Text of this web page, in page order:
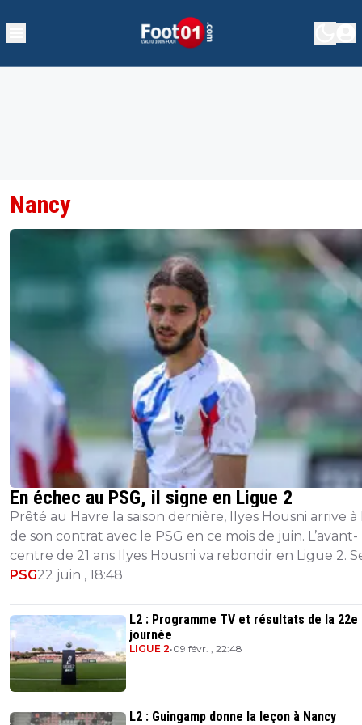
Nancy
En échec au PSG, il signe en Ligue 2
Prêté au Havre la saison dernière, Ilyes Housni arrive à
de son contrat avec le PSG en ce mois de juin. L’avant-
centre de 21 ans Ilyes Housni va rebondir en Ligue 2.
Foot Mercato, un acc...
PSG22 juin , 18:48
L2 : Programme TV et résultats de la 22e
journée
LIGUE 2•09 févr. , 22:48
L2 : Guingamp donne la leçon à Nancy